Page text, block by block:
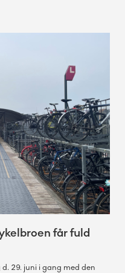
får fuld
29. juni i gang med den